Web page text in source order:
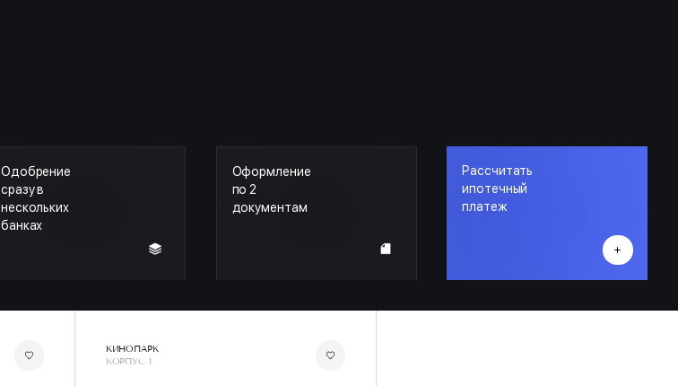
Одобрение
сразу в
нескольких
банках
Оформление
по 2
документам
Рассчитать
ипотечный
платеж
КИНОПАРК
КОРПУС 1